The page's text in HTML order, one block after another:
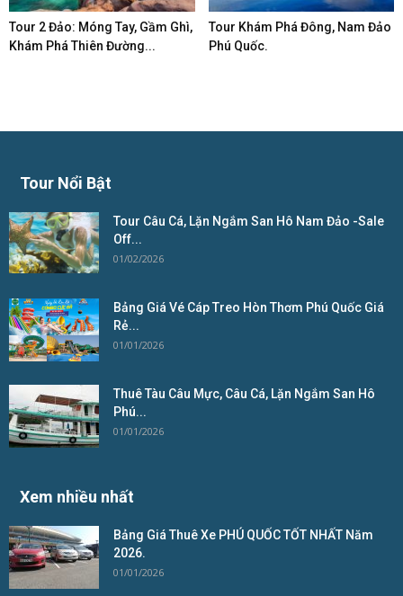
Tour 2 Đảo: Móng Tay, Gầm Ghì,
Khám Phá Thiên Đường...
Tour Khám Phá Đông, Nam Đảo
Phú Quốc.
Tour Nổi Bật
Tour Câu Cá, Lặn Ngắm San Hô Nam Đảo -Sale
Off...
01/02/2026
Bảng Giá Vé Cáp Treo Hòn Thơm Phú Quốc Giá
Rẻ...
01/01/2026
Thuê Tàu Câu Mực, Câu Cá, Lặn Ngắm San Hô
Phú...
01/01/2026
Xem nhiều nhất
Bảng Giá Thuê Xe PHÚ QUỐC TỐT NHẤT Năm
2026.
01/01/2026